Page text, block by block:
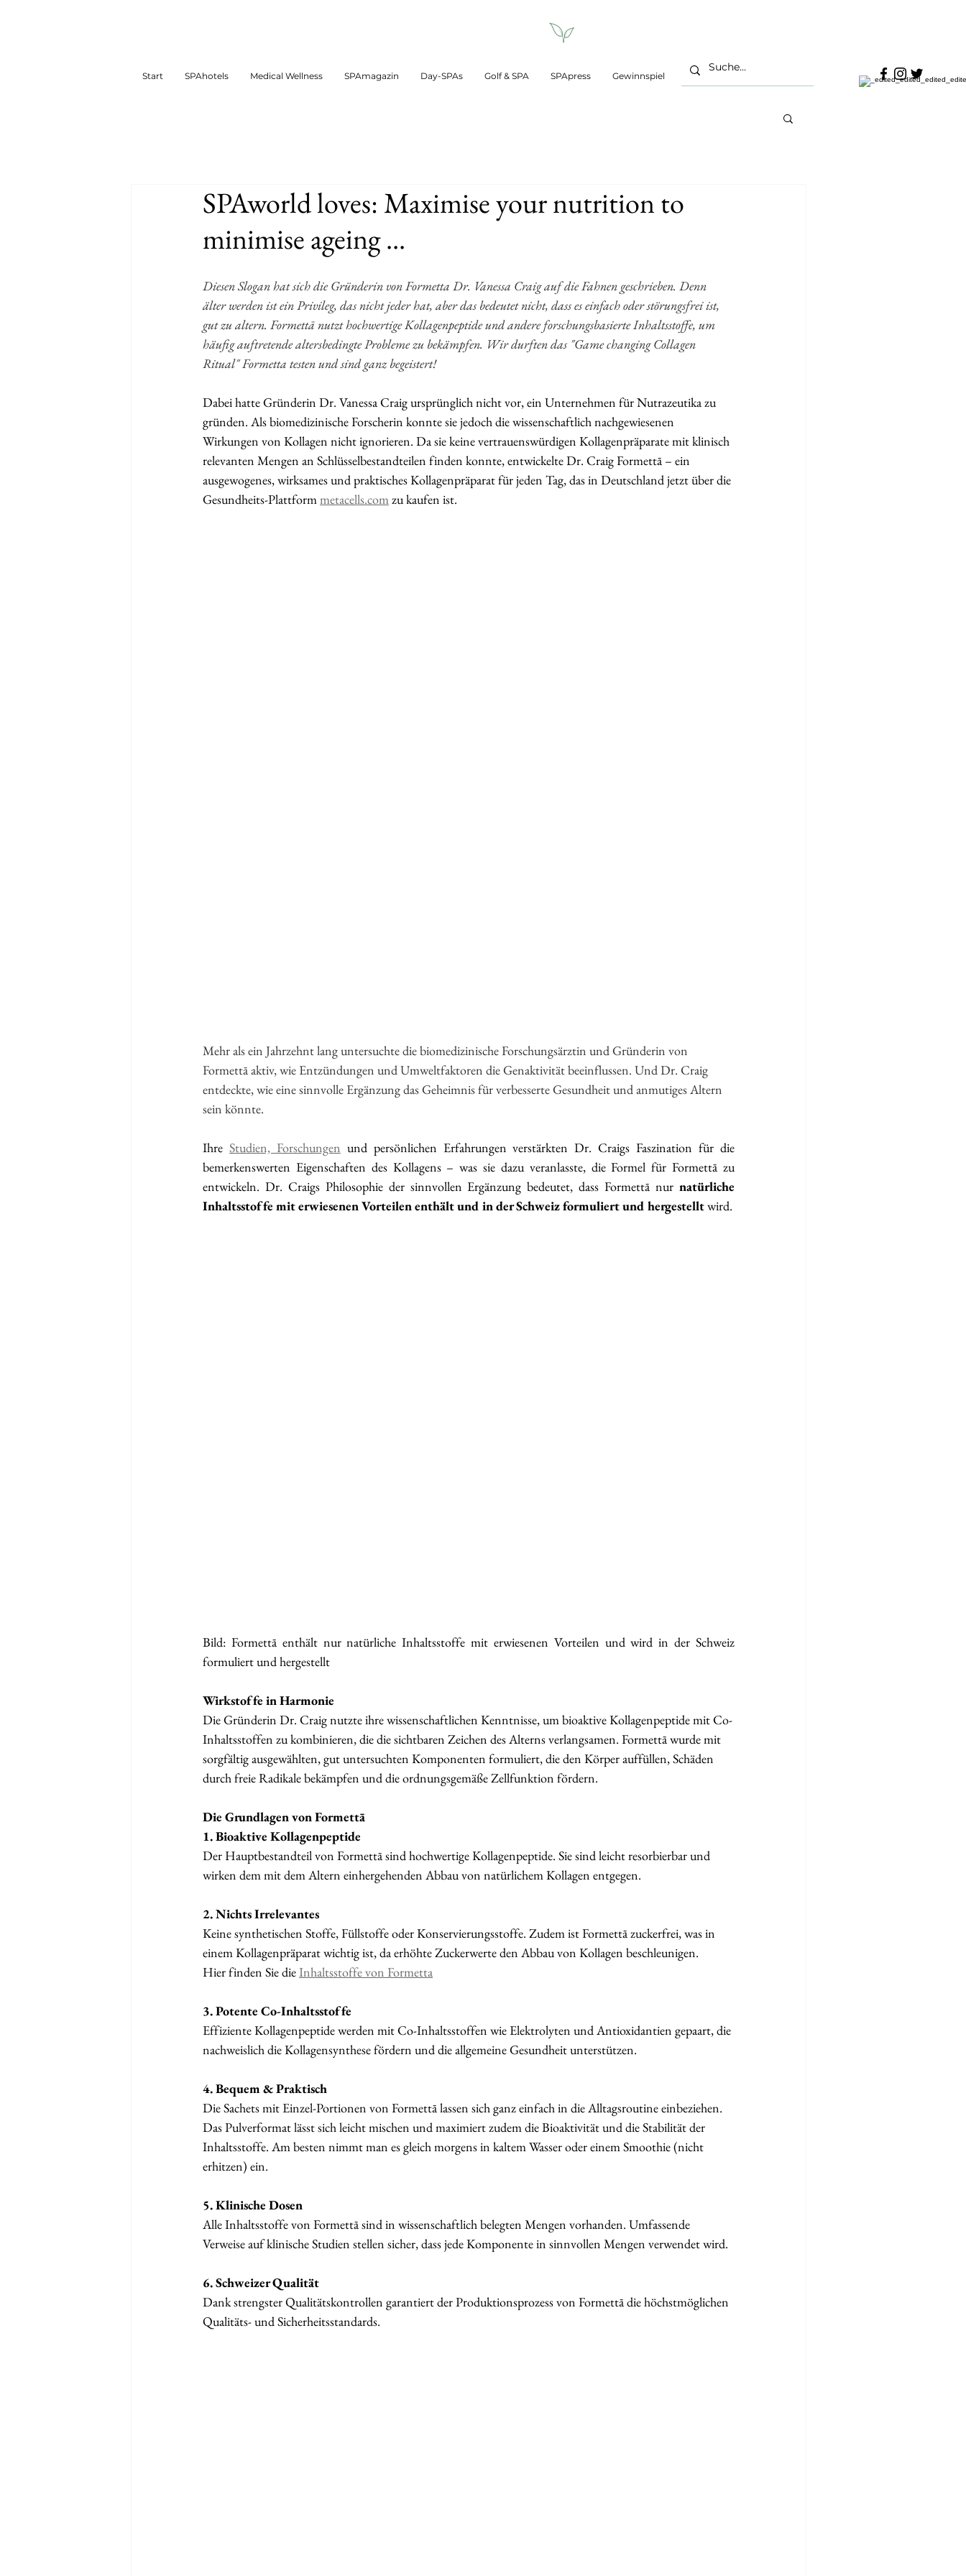
Start SPAhotels Medical Wellness SPAmagazin Day-SPAs Golf & SPA SPApress Gewinnspiel
SPAworld loves: Maximise your nutrition to
minimise ageing ...
Diesen Slogan hat sich die Gründerin von Formetta Dr. Vanessa Craig auf die Fahnen geschrieben. Denn
älter werden ist ein Privileg, das nicht jeder hat, aber das bedeutet nicht, dass es einfach oder störungsfrei ist,
gut zu altern. Formettā nutzt hochwertige Kollagenpeptide und andere forschungsbasierte Inhaltsstoffe, um
häufig auftretende altersbedingte Probleme zu bekämpfen. Wir durften das "Game changing Collagen
Ritual" Formetta testen und sind ganz begeistert!
Dabei hatte Gründerin Dr. Vanessa Craig ursprünglich nicht vor, ein Unternehmen für Nutrazeutika zu
gründen. Als biomedizinische Forscherin konnte sie jedoch die wissenschaftlich nachgewiesenen
Wirkungen von Kollagen nicht ignorieren. Da sie keine vertrauenswürdigen Kollagenpräparate mit klinisch
relevanten Mengen an Schlüsselbestandteilen finden konnte, entwickelte Dr. Craig Formettā – ein
ausgewogenes, wirksames und praktisches Kollagenpräparat für jeden Tag, das in Deutschland jetzt über die
Gesundheits-Plattform metacells.com zu kaufen ist.
Mehr als ein Jahrzehnt lang untersuchte die biomedizinische Forschungsärztin und Gründerin von
Formettā aktiv, wie Entzündungen und Umweltfaktoren die Genaktivität beeinflussen. Und Dr. Craig
entdeckte, wie eine sinnvolle Ergänzung das Geheimnis für verbesserte Gesundheit und anmutiges Altern
sein könnte.
Ihre Studien, Forschungen und persönlichen Erfahrungen verstärkten Dr. Craigs Faszination für die
bemerkenswerten Eigenschaften des Kollagens – was sie dazu veranlasste, die Formel für Formettā zu
entwickeln. Dr. Craigs Philosophie der sinnvollen Ergänzung bedeutet, dass Formettā nur natürliche
Inhaltsstoffe mit erwiesenen Vorteilen enthält und in der Schweiz formuliert und hergestellt wird.
Bild: Formettā enthält nur natürliche Inhaltsstoffe mit erwiesenen Vorteilen und wird in der Schweiz
formuliert und hergestellt
Wirkstoffe in Harmonie
Die Gründerin Dr. Craig nutzte ihre wissenschaftlichen Kenntnisse, um bioaktive Kollagenpeptide mit Co-
Inhaltsstoffen zu kombinieren, die die sichtbaren Zeichen des Alterns verlangsamen. Formettā wurde mit
sorgfältig ausgewählten, gut untersuchten Komponenten formuliert, die den Körper auffüllen, Schäden
durch freie Radikale bekämpfen und die ordnungsgemäße Zellfunktion fördern.
Die Grundlagen von Formettā
1. Bioaktive Kollagenpeptide
Der Hauptbestandteil von Formettā sind hochwertige Kollagenpeptide. Sie sind leicht resorbierbar und
wirken dem mit dem Altern einhergehenden Abbau von natürlichem Kollagen entgegen.
2. Nichts Irrelevantes
Keine synthetischen Stoffe, Füllstoffe oder Konservierungsstoffe. Zudem ist Formettā zuckerfrei, was in
einem Kollagenpräparat wichtig ist, da erhöhte Zuckerwerte den Abbau von Kollagen beschleunigen.
Hier finden Sie die Inhaltsstoffe von Formetta
3. Potente Co-Inhaltsstoffe
Effiziente Kollagenpeptide werden mit Co-Inhaltsstoffen wie Elektrolyten und Antioxidantien gepaart, die
nachweislich die Kollagensynthese fördern und die allgemeine Gesundheit unterstützen.
4. Bequem & Praktisch
Die Sachets mit Einzel-Portionen von Formettā lassen sich ganz einfach in die Alltagsroutine einbeziehen.
Das Pulverformat lässt sich leicht mischen und maximiert zudem die Bioaktivität und die Stabilität der
Inhaltsstoffe. Am besten nimmt man es gleich morgens in kaltem Wasser oder einem Smoothie (nicht
erhitzen) ein.
5. Klinische Dosen
Alle Inhaltsstoffe von Formettā sind in wissenschaftlich belegten Mengen vorhanden. Umfassende
Verweise auf klinische Studien stellen sicher, dass jede Komponente in sinnvollen Mengen verwendet wird.
6. Schweizer Qualität
Dank strengster Qualitätskontrollen garantiert der Produktionsprozess von Formettā die höchstmöglichen
Qualitäts- und Sicherheitsstandards.